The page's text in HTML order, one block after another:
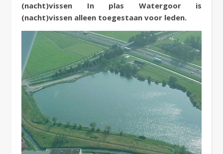
(nacht)vissen In plas Watergoor is
(nacht)vissen alleen toegestaan voor leden.